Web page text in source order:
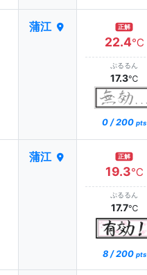
蒲江 正解
22.4℃
ぷるるん
17.3℃
0 / 200 pts
蒲江 正解
19.3℃
ぷるるん
17.7℃
8 / 200 pts